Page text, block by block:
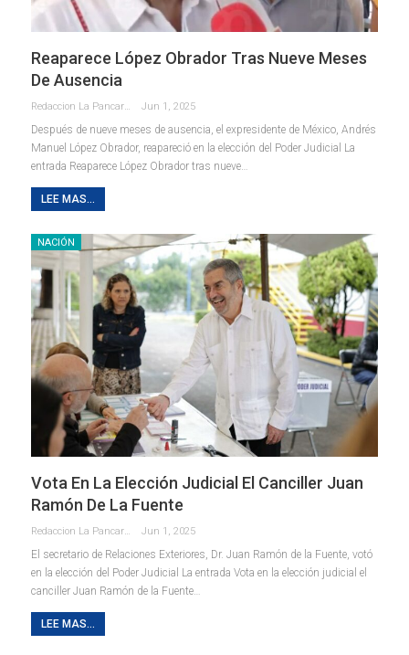
Reaparece López Obrador Tras Nueve Meses
De Ausencia
Redaccion La Pancarta De Quintana Roo Jun 1, 2025
Después de nueve meses de ausencia, el expresidente de México, Andrés
Manuel López Obrador, reapareció en la elección del Poder Judicial La
entrada Reaparece López Obrador tras nueve…
LEE MAS...
NACIÓN
Vota En La Elección Judicial El Canciller Juan
Ramón De La Fuente
Jun 1, 2025
El secretario de Relaciones Exteriores, Dr. Juan Ramón de la Fuente, votó
en la elección del Poder Judicial La entrada Vota en la elección judicial el
canciller Juan Ramón de la Fuente…
LEE MAS...